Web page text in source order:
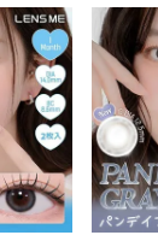
株式会社intervia
株式会社ジャパン
1～3営業日前後で